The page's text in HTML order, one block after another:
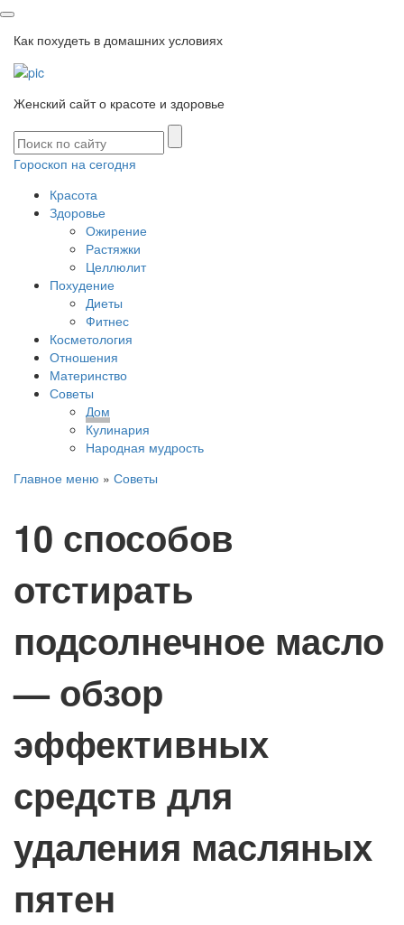
Как похудеть в домашних условиях
Женский сайт о красоте и здоровье
Гороскоп на сегодня
Красота
Здоровье
Ожирение
Растяжки
Целлюлит
Похудение
Диеты
Фитнес
Косметология
Отношения
Материнство
Советы
Дом
Кулинария
Народная мудрость
Главное меню » Советы
10 способов
отстирать
подсолнечное масло
— обзор
эффективных
средств для
удаления масляных
пятен